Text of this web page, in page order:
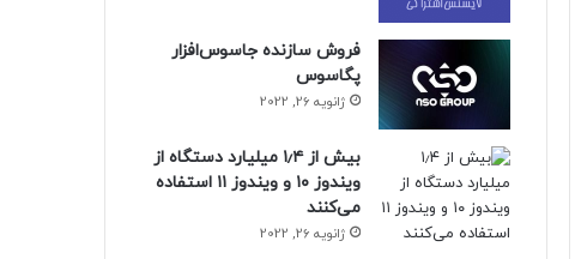
فروش سازنده جاسوس‌افزار
پگاسوس
ژانویه 26, 2022
بیش از ۱٫۴ میلیارد دستگاه از
ویندوز ۱۰ و ویندوز ۱۱ استفاده
می‌کنند
ژانویه 26, 2022